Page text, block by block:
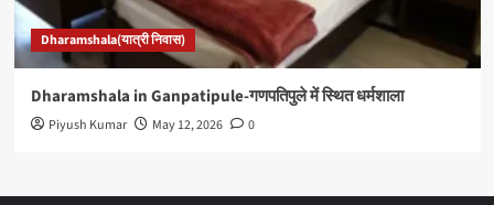
Dharamshala(यात्री निवास)
Dharamshala in Ganpatipule-गणपतिपुले में स्थित धर्मशाला
Piyush Kumar May 12, 2026 0